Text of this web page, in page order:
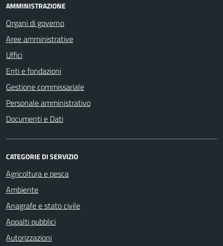
AMMINISTRAZIONE
Organi di governo
Aree amministrative
Uffici
Enti e fondazioni
Gestione commissariale
Personale amministrativo
Documenti e Dati
CATEGORIE DI SERVIZIO
Agricoltura e pesca
Ambiente
Anagrafe e stato civile
Appalti pubblici
Autorizzazioni